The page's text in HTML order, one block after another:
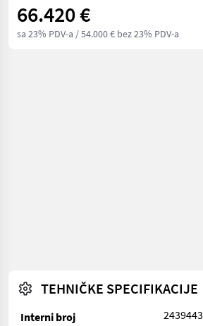
66.420 €
sa 23% PDV-a / 54.000 € bez 23% PDV-a
TEHNIČKE SPECIFIKACIJE
Interni broj
2439443